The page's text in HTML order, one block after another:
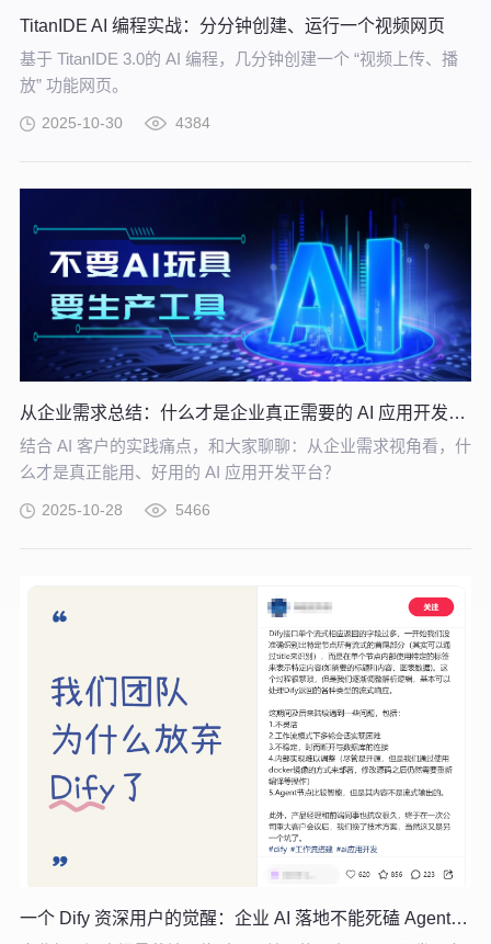
TitanIDE AI 编程实战：分分钟创建、运行一个视频网页
基于 TitanIDE 3.0的 AI 编程，几分钟创建一个 “视频上传、播
放” 功能网页。
2025-10-30 4384
从企业需求总结：什么才是企业真正需要的 AI 应用开发平台？
结合 AI 客户的实践痛点，和大家聊聊：从企业需求视角看，什
么才是真正能用、好用的 AI 应用开发平台？
2025-10-28 5466
一个 Dify 资深用户的觉醒：企业 AI 落地不能死磕 Agent 开发平台